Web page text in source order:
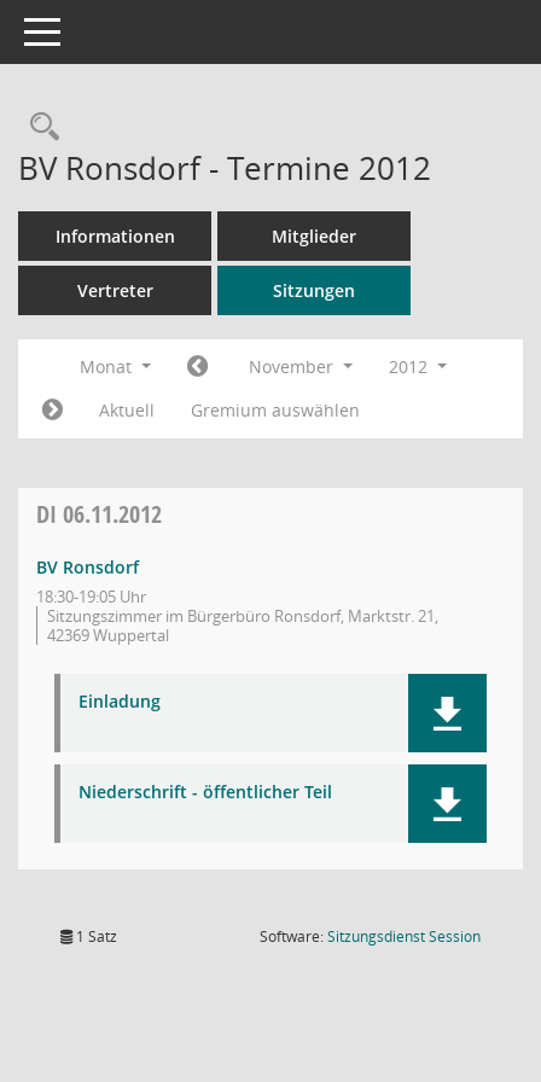
Toggle navigation
Rechercheauswahl
BV Ronsdorf - Termine 2012
Informationen Mitglieder
Vertreter Sitzungen
Monat November
2012
Aktuell
Gremium auswählen
DI 06.11.2012
BV Ronsdorf
18:30-19:05 Uhr
Sitzungszimmer im Bürgerbüro Ronsdorf, Marktstr. 21,
42369 Wuppertal
Einladung
Niederschrift - öffentlicher Teil
1 Satz Software:SitzungsdienstSession(Wird in